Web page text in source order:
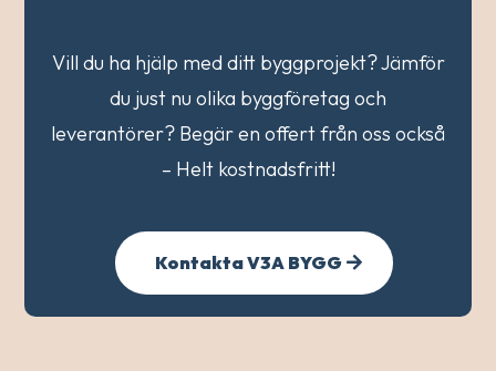
Vill du ha hjälp med ditt byggprojekt? Jämför
du just nu olika byggföretag och
leverantörer? Begär en offert från oss också
– Helt kostnadsfritt!
Kontakta V3A BYGG